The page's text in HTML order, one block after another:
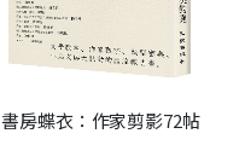
書房蝶衣：作家剪影72帖